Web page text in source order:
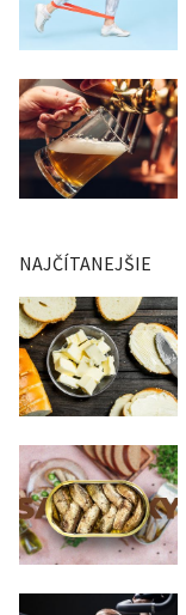
NAJČÍTANEJŠIE